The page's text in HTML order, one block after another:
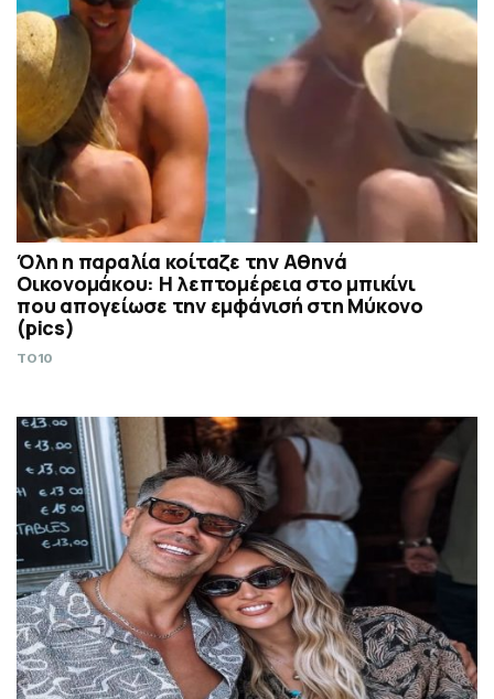
Όλη η παραλία κοίταζε την Αθηνά
Οικονομάκου: Η λεπτομέρεια στο μπικίνι
που απογείωσε την εμφάνισή στη Μύκονο
(pics)
TO10